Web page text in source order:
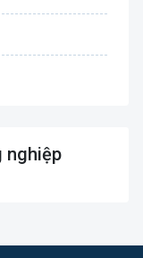
nghiệp